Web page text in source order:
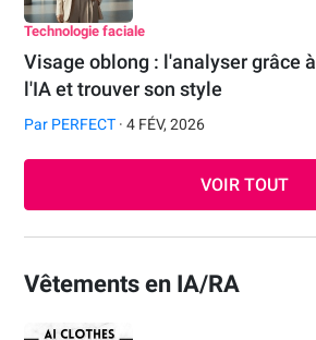
Technologie faciale
Visage oblong : l'analyser grâce à
l'IA et trouver son style
Par PERFECT · 4 FÉV, 2026
VOIR TOUT
Vêtements en IA/RA